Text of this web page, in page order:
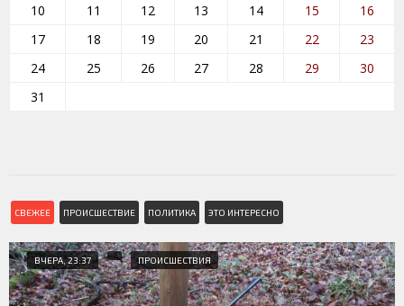
10
11 12 13 14 15
16
17
18 19 20 21 22
23
24
25 26 27 28 29
30
31
СВЕЖЕЕ ПРОИСШЕСТВИЕ ПОЛИТИКА ЭТО ИНТЕРЕСНО
ВЧЕРА, 23:37 ПРОИСШЕСТВИЯ